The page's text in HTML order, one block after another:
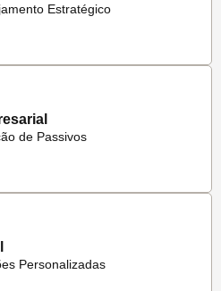
Estratégico
de Passivos
Personalizadas